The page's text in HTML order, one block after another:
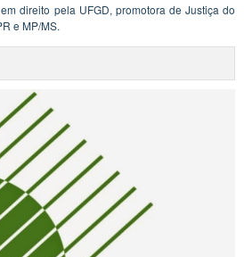
direito pela UFGD, promotora de Justiça do
e MP/MS.